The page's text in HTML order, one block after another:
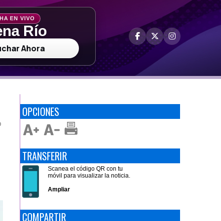
EN VIVO
Río
Ahora
OPCIONES
TRANSFERIR
Scanea el código QR con tu
móvil para visualizar la noticia.
Ampliar
COMPARTIR